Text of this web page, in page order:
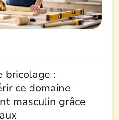
bricolage :
ce domaine
masculin grâce